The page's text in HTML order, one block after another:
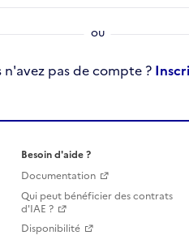
n'avez pas de compte ?
Besoin d'aide ?
Documentation
Qui peut bénéficier des contrats
d'IAE ?
Disponibilité